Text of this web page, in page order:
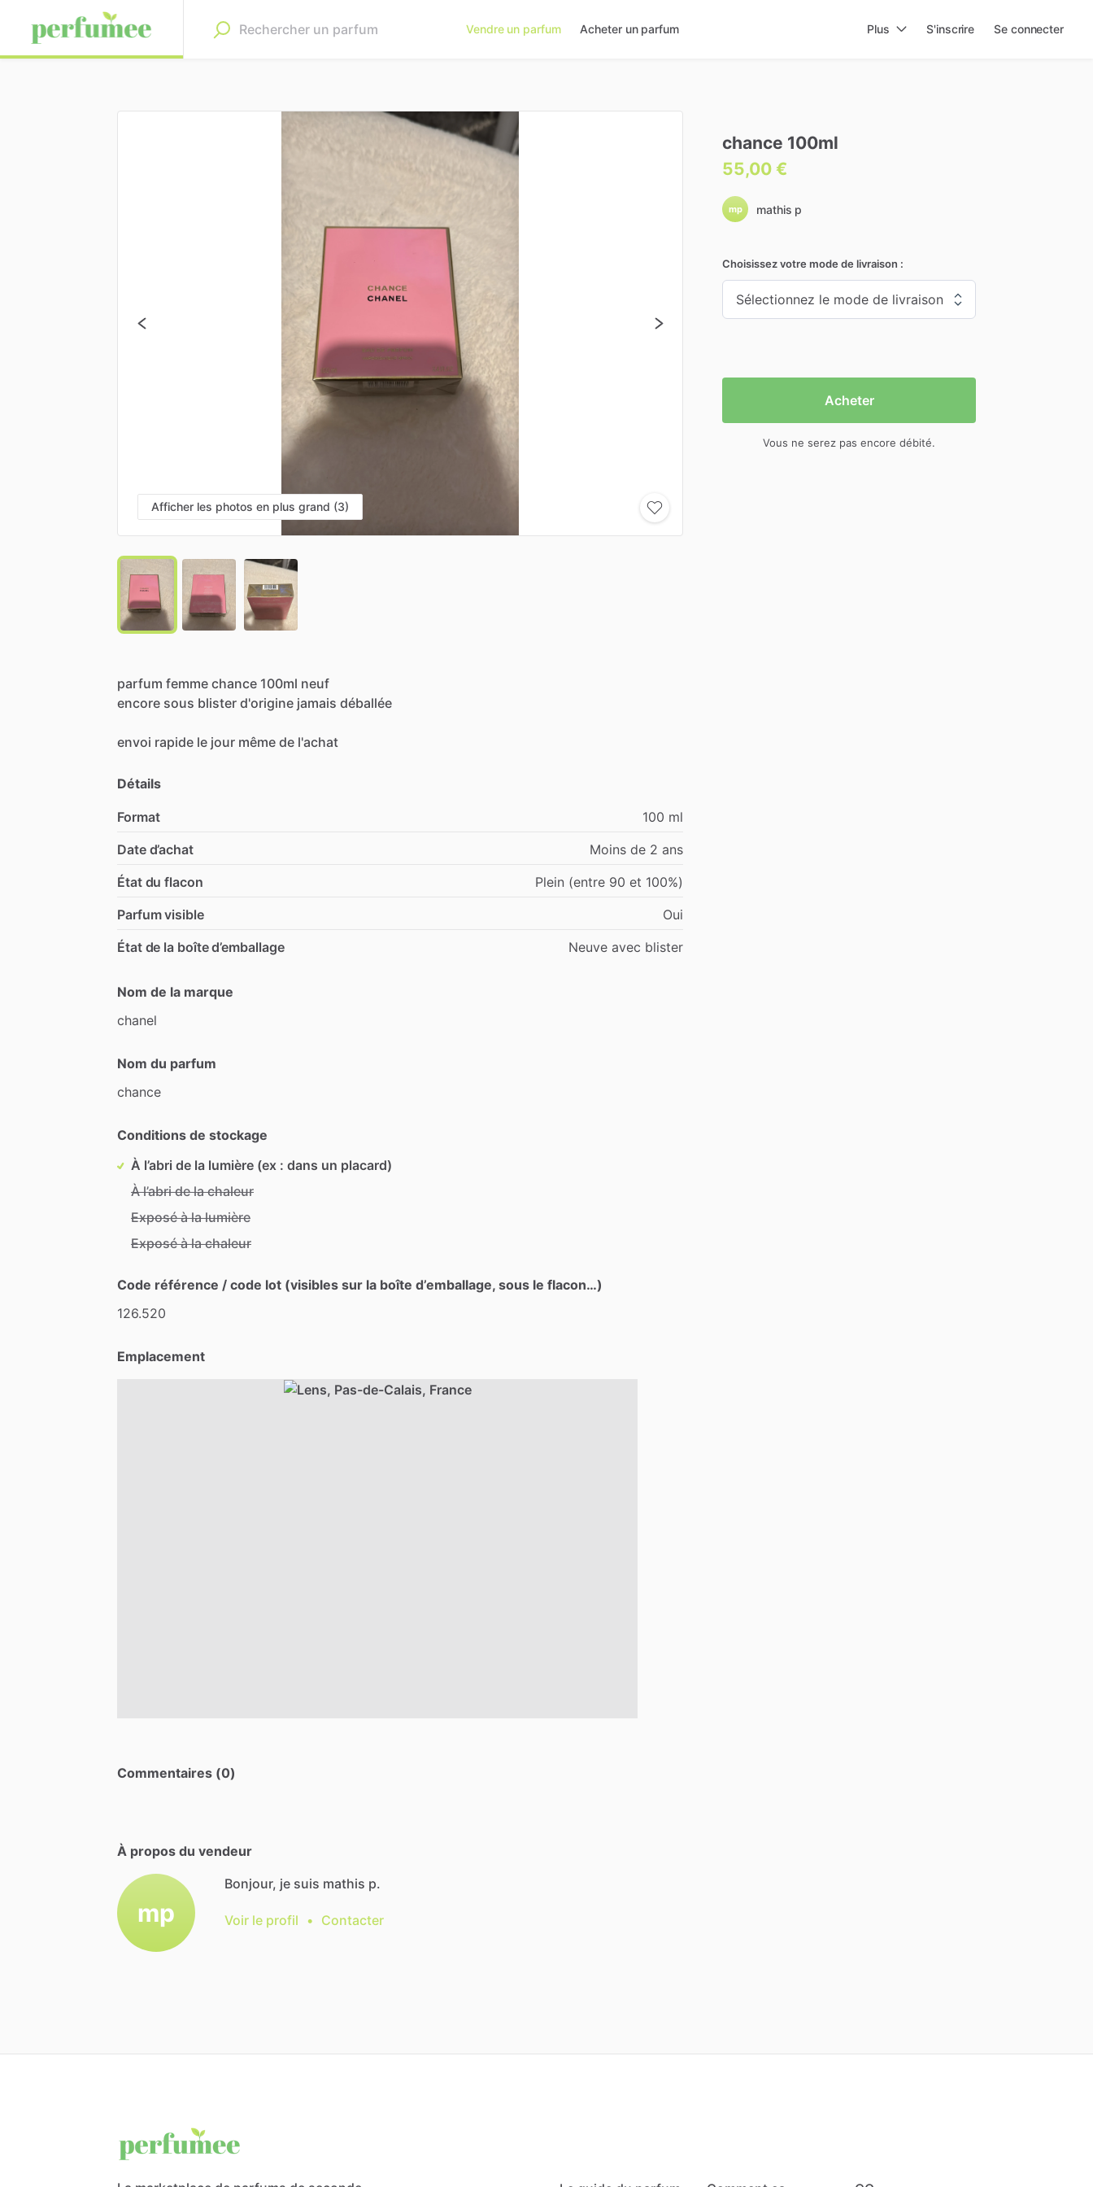
Vendre un parfum Acheter un parfum Plus S'inscrire Se connecter
Afficher les photos en plus grand (3)
parfum femme chance 100ml neuf
encore sous blister d'origine jamais déballée
envoi rapide le jour même de l'achat
Détails
Format
100 ml
Date d’achat
Moins de 2 ans
État du flacon
Plein (entre 90 et 100%)
Parfum visible
Oui
État de la boîte d’emballage
Neuve avec blister
Nom de la marque
chanel
Nom du parfum
chance
Conditions de stockage
À l’abri de la lumière (ex : dans un placard)
À l’abri de la chaleur
Exposé à la lumière
Exposé à la chaleur
Code référence / code lot (visibles sur la boîte d’emballage, sous le flacon…)
126.520
Emplacement
Commentaires (0)
À propos du vendeur
mp
Bonjour, je suis mathis p.
Voir le profil • Contacter
chance 100ml
55,00 €
mp mathis p
Choisissez votre mode de livraison :
Acheter
Vous ne serez pas encore débité.